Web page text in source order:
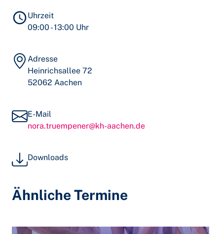
Uhrzeit
09:00 - 13:00 Uhr
Adresse
Heinrichsallee 72
52062 Aachen
E-Mail
nora.truempener@kh-aachen.de
Downloads
Ähnliche Termine